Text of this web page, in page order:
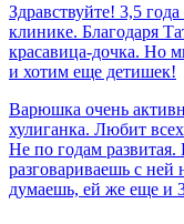
Здравствуйте! 3,5
клинике. Благодаря
красавица-дочка. Но
и хотим еще детишек!
Варюшка очень
хулиганка. Любит
Не по годам
разговариваешь с ней
думаешь, ей же еще и